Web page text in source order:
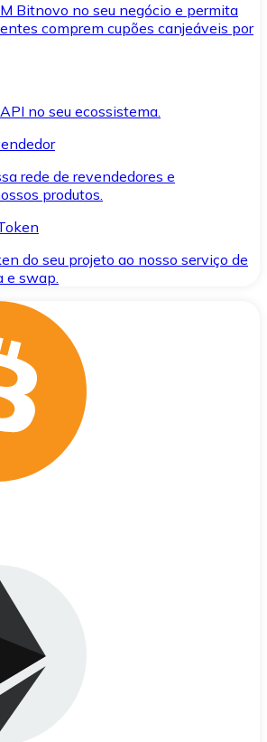
Bitnovo no seu negócio e permita
comprem cupões canjeáveis por
no seu ecossistema.
rede de revendedores e
produtos.
do seu projeto ao nosso serviço de
e swap.